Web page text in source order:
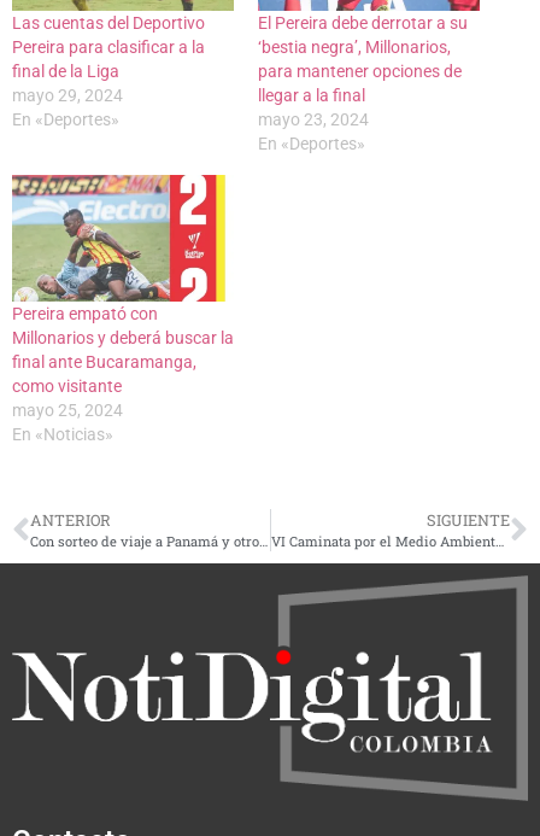
Las cuentas del Deportivo
Pereira para clasificar a la
final de la Liga
mayo 29, 2024
En «Deportes»
El Pereira debe derrotar a su
‘bestia negra’, Millonarios,
para mantener opciones de
llegar a la final
mayo 23, 2024
En «Deportes»
Pereira empató con
Millonarios y deberá buscar la
final ante Bucaramanga,
como visitante
mayo 25, 2024
En «Noticias»
ANTERIOR
Con sorteo de viaje a Panamá y otros premios, Gobernación de Risaralda incentiva pago de impuesto vehicular hasta el 19 de julio de 2024
SIGUIENTE
VI Caminata por el Medio Ambiente desde el parque Olaya hasta la Villa, el próximo domingo 2 de junio